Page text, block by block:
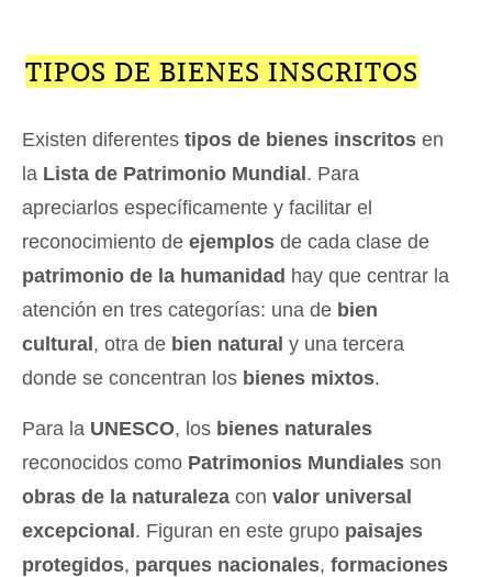
TIPOS DE BIENES INSCRITOS
Existen diferentes tipos de bienes inscritos en
la Lista de Patrimonio Mundial. Para
apreciarlos específicamente y facilitar el
reconocimiento de ejemplos de cada clase de
patrimonio de la humanidad hay que centrar la
atención en tres categorías: una de bien
cultural, otra de bien natural y una tercera
donde se concentran los bienes mixtos.
Para la UNESCO, los bienes naturales
reconocidos como Patrimonios Mundiales son
obras de la naturaleza con valor universal
excepcional. Figuran en este grupo paisajes
protegidos, parques nacionales, formaciones